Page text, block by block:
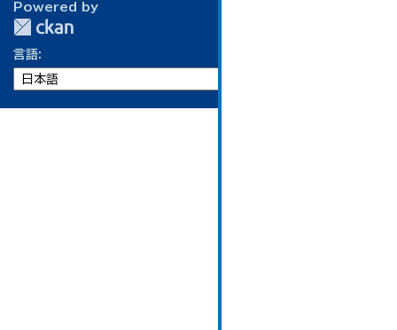
Powered by
言語